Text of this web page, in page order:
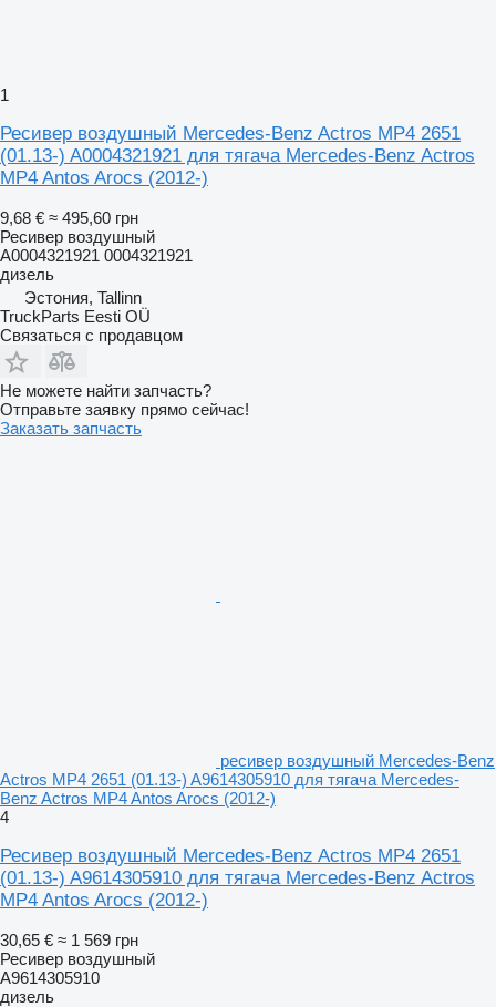
1
Ресивер воздушный Mercedes-Benz Actros MP4 2651
(01.13-) A0004321921 для тягача Mercedes-Benz Actros
MP4 Antos Arocs (2012-)
9,68 € ≈ 495,60 грн
Ресивер воздушный
A0004321921 0004321921
дизель
Эстония, Tallinn
TruckParts Eesti OÜ
Связаться с продавцом
Не можете найти запчасть?
Отправьте заявку прямо сейчас!
Заказать запчасть
ресивер воздушный Mercedes-Benz
Actros MP4 2651 (01.13-) A9614305910 для тягача Mercedes-
Benz Actros MP4 Antos Arocs (2012-)
4
Ресивер воздушный Mercedes-Benz Actros MP4 2651
(01.13-) A9614305910 для тягача Mercedes-Benz Actros
MP4 Antos Arocs (2012-)
30,65 € ≈ 1 569 грн
Ресивер воздушный
A9614305910
дизель